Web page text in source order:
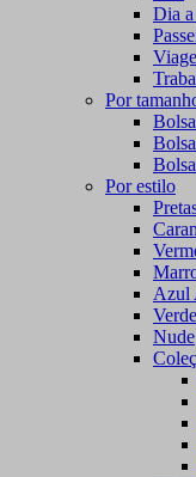
Dia
Por
Por estilo
Azul
Nude